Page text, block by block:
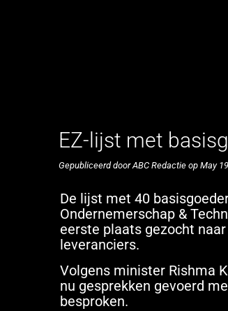
EZ-lijst met
Gepubliceerd door ABC Redactie op May
De lijst met 40
Ondernemerschap &
eerste plaats gezocht
leveranciers.
Volgens minister Rishma
nu gesprekken gevoerd
besproken.